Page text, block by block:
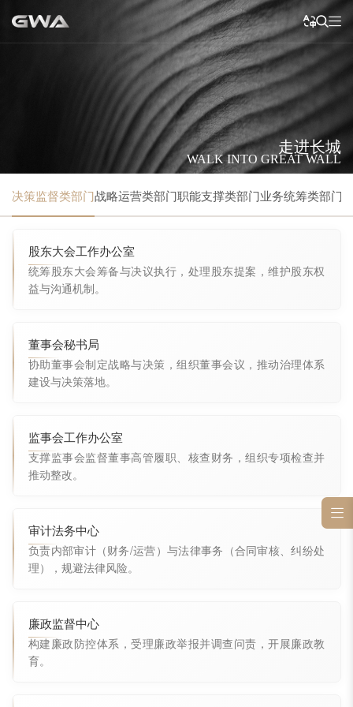
Русский язык
ภาษาไทย
한어
بالعربية
产业生态
科技驱动
投资关系
企业责任
招贤纳士
联系我们
走进长城
WALK INTO GREAT WALL
决策监督类部门战略运营类部门职能支撑类部门业务统筹类部门
股东大会工作办公室
统筹股东大会筹备与决议执行，处理股东提案，维护股东权
益与沟通机制。
董事会秘书局
协助董事会制定战略与决策，组织董事会议，推动治理体系
建设与决策落地。
监事会工作办公室
支撑监事会监督董事高管履职、核查财务，组织专项检查并
推动整改。
审计法务中心
负责内部审计（财务/运营）与法律事务（合同审核、纠纷处
理），规避法律风险。
廉政监督中心
构建廉政防控体系，受理廉政举报并调查问责，开展廉政教
育。
长城小智 24小时竭诚为您服务 ~
您好，我是小智，非常高兴认识您。您有哪些想咨询的
1.seo如何优化
据测试数据测试数
3.测试数据测试数据测试数据测试数测试数据测试数
据测试数据测试数
5.测试数据测试数据测试数据测试数测试数据测试数
据测试数据测试数